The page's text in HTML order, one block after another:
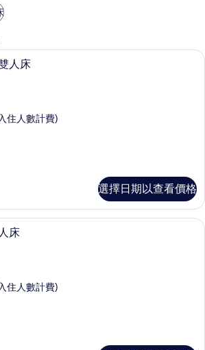
高級寢具、客房內保險箱、書桌、筆
人床
住人數計費)
選擇日期以查看價格
行政套房, 1 張特大雙人床 | 客廳 |
床
住人數計費)